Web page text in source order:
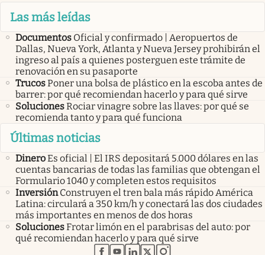
Las más leídas
Documentos Oficial y confirmado | Aeropuertos de
Dallas, Nueva York, Atlanta y Nueva Jersey prohibirán el
ingreso al país a quienes posterguen este trámite de
renovación en su pasaporte
TrucosPoner una bolsa de plástico en la escoba antes de
barrer: por qué recomiendan hacerlo y para qué sirve
SolucionesRociar vinagre sobre las llaves: por qué se
recomienda tanto y para qué funciona
Últimas noticias
DineroEs oficial | El IRS depositará 5.000 dólares en las
cuentas bancarias de todas las familias que obtengan el
Formulario 1040 y completen estos requisitos
Inversión Construyen el tren bala más rápido América
Latina: circulará a 350 km/h y conectará las dos ciudades
más importantes en menos de dos horas
SolucionesFrotar limón en el parabrisas del auto: por
qué recomiendan hacerlo y para qué sirve
abre en nueva pestaña
abre en nueva pestaña
abre en nueva pestaña
abre en nueva pestaña
abre en nueva pestaña